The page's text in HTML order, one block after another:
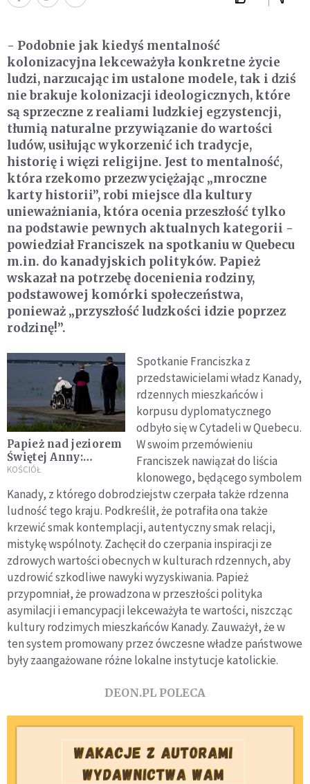
- Podobnie jak kiedyś mentalność
kolonizacyjna lekceważyła konkretne życie
ludzi, narzucając im ustalone modele, tak i dziś
nie brakuje kolonizacji ideologicznych, które
są sprzeczne z realiami ludzkiej egzystencji,
tłumią naturalne przywiązanie do wartości
ludów, usiłując wykorzenić ich tradycje,
historię i więzi religijne. Jest to mentalność,
która rzekomo przezwyciężając „mroczne
karty historii”, robi miejsce dla kultury
unieważniania, która ocenia przeszłość tylko
na podstawie pewnych aktualnych kategorii -
powiedział Franciszek na spotkaniu w Quebecu
m.in. do kanadyjskich polityków. Papież
wskazał na potrzebę docenienia rodziny,
podstawowej komórki społeczeństwa,
ponieważ „przyszłość ludzkości idzie poprzez
rodzinę!”.
Papież nad jeziorem
Świętej Anny:
powierzajmy
rdzennych
mieszkańców
Kanady
KOŚCIÓŁ
Spotkanie Franciszka z
przedstawicielami władz Kanady,
rdzennych mieszkańców i
korpusu dyplomatycznego
odbyło się w Cytadeli w Quebecu.
W swoim przemówieniu
Franciszek nawiązał do liścia
klonowego, będącego symbolem
Kanady, z którego dobrodziejstw czerpała także rdzenna
ludność tego kraju. Podkreślił, że potrafiła ona także
krzewić smak kontemplacji, autentyczny smak relacji,
mistykę wspólnoty. Zachęcił do czerpania inspiracji ze
zdrowych wartości obecnych w kulturach rdzennych, aby
uzdrowić szkodliwe nawyki wyzyskiwania. Papież
przypomniał, że prowadzona w przeszłości polityka
asymilacji i emancypacji lekceważyła te wartości, niszcząc
kultury rodzimych mieszkańców Kanady. Zauważył, że w
ten system promowany przez ówczesne władze państwowe
były zaangażowane różne lokalne instytucje katolickie.
DEON.PL POLECA